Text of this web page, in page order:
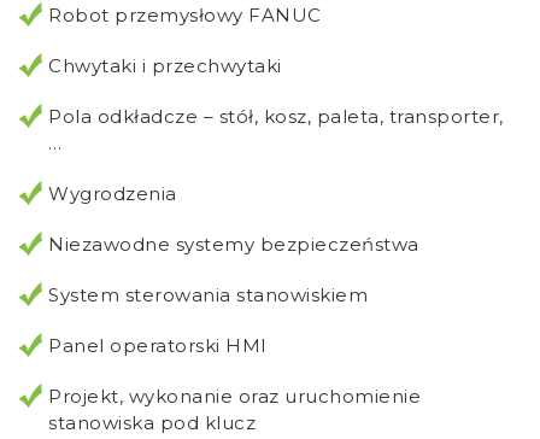
Robot przemysłowy FANUC
Chwytaki i przechwytaki
Pola odkładcze – stół, kosz, paleta, transporter,
…
Wygrodzenia
Niezawodne systemy bezpieczeństwa
System sterowania stanowiskiem
Panel operatorski HMI
Projekt, wykonanie oraz uruchomienie
stanowiska pod klucz